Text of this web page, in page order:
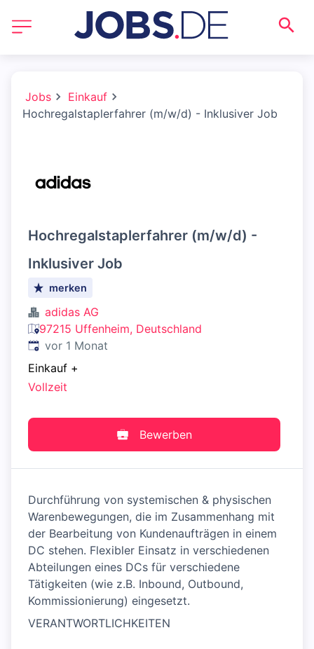
Jobs
Einkauf
Hochregalstaplerfahrer (m/w/d) - Inklusiver Job
Hochregalstaplerfahrer (m/w/d) -
Inklusiver Job
merken
adidas AG
97215 Uffenheim, Deutschland
Veröffentlicht:
vor 1 Monat
Einkauf +
Vollzeit
Bewerben
Durchführung von systemischen & physischen
Warenbewegungen, die im Zusammenhang mit
der Bearbeitung von Kundenaufträgen in einem
DC stehen. Flexibler Einsatz in verschiedenen
Abteilungen eines DCs für verschiedene
Tätigkeiten (wie z.B. Inbound, Outbound,
Kommissionierung) eingesetzt.
VERANTWORTLICHKEITEN